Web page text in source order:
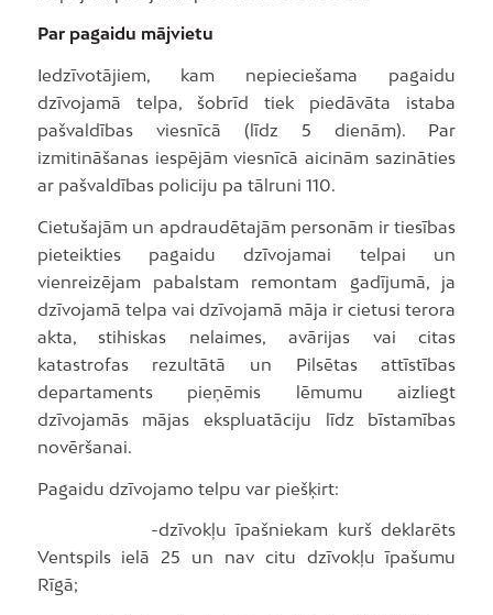
Par pagaidu mājvietu
Iedzīvotājiem, kam nepieciešama pagaidu
dzīvojamā telpa, šobrīd tiek piedāvāta istaba
pašvaldības viesnīcā (līdz 5 dienām). Par
izmitināšanas iespējām viesnīcā aicinām sazināties
ar pašvaldības policiju pa tālruni 110.
Cietušajām un apdraudētajām personām ir tiesības
pieteikties pagaidu dzīvojamai telpai un
vienreizējam pabalstam remontam gadījumā, ja
dzīvojamā telpa vai dzīvojamā māja ir cietusi terora
akta, stihiskas nelaimes, avārijas vai citas
katastrofas rezultātā un Pilsētas attīstības
departaments pieņēmis lēmumu aizliegt
dzīvojamās mājas ekspluatāciju līdz bīstamības
novēršanai.
Pagaidu dzīvojamo telpu var piešķirt:
-dzīvokļu īpašniekam kurš deklarēts
Ventspils ielā 25 un nav citu dzīvokļu īpašumu
Rīgā;